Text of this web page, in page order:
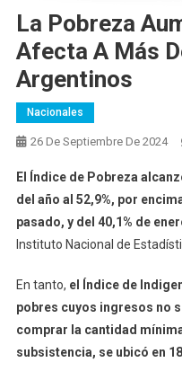
La Pobreza
Afecta A Más
Argentinos
Nacionales
26 De Septiembre De 2024
El Índice de Pobreza
del año al 52,9%, por
pasado, y del 40,1% de
Instituto Nacional de
En tanto, el Índice de
pobres cuyos ingresos no
comprar la cantidad
subsistencia, se ubicó en